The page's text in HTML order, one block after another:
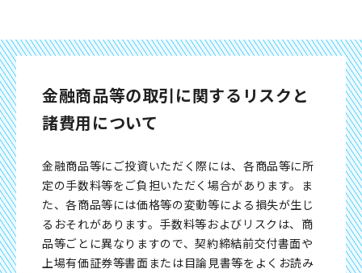
金融商品等の取引に関するリスクと
諸費用について
金融商品等にご投資いただく際には、各商品等に所
定の手数料等をご負担いただく場合があります。ま
た、各商品等には価格等の変動等による損失が生じ
るおそれがあります。手数料等およびリスクは、商
品等ごとに異なりますので、契約締結前交付書面や
上場有価証券等書面または目論見書等をよくお読み